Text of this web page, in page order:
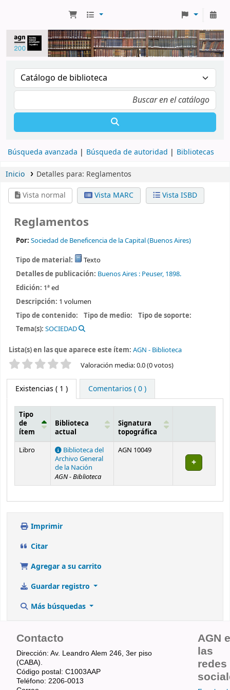
Búsqueda avanzada Búsqueda de autoridad Bibliotecas
Inicio Detalles para: Reglamentos
Vista normal
Vista MARC Vista ISBD
Reglamentos
Por: Sociedad de Beneficencia de la Capital (Buenos Aires)
Tipo de material:
Texto
Detalles de publicación: Buenos Aires : Peuser, 1898.
Edición: 1ª ed
Descripción: 1 volumen
Tipo de contenido:
Tipo de medio:
Tipo de soporte:
Tema(s): SOCIEDAD
Lista(s) en las que aparece este ítem: AGN - Biblioteca
Valoración Valoración media: 0.0 (0 votos)
Existencias ( 1 ) Comentarios ( 0 )
Existencias
Tipo
de
ítem
Biblioteca
actual
Signatura
topográfica
Libro
Biblioteca del
Archivo General
de la Nación
AGN - Biblioteca
AGN 10049
Imprimir
Citar
Agregar a su carrito
Guardar registro
Más búsquedas
Contacto
Dirección: Av. Leandro Alem 246, 3er piso
(CABA).
Código postal: C1003AAP
Teléfono: 2206-0013
AGN
las
redes